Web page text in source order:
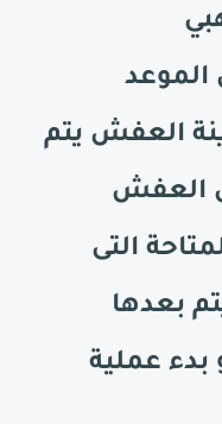
الموعد
العفش يتم
العفش
التى
بعدها
بدء عملية